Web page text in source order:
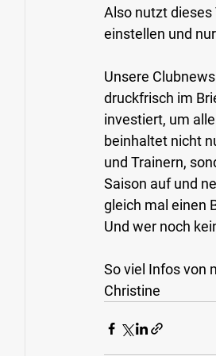
Also nutzt dieses
einstellen und
Unsere
druckfrisch im
investiert, um
beinhaltet nicht
und Trainern,
Saison auf und
gleich mal einen
Und wer noch
So viel Infos von
Christine